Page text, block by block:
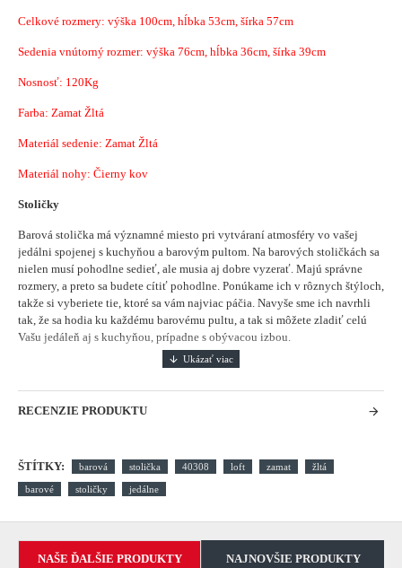
Celkové rozmery: výška 100cm, hĺbka 53cm, šírka 57cm
Sedenia vnútorný rozmer: výška 76cm, hĺbka 36cm, šírka 39cm
Nosnosť: 120Kg
Farba: Zamat Žltá
Materiál sedenie: Zamat Žltá
Materiál nohy: Čierny kov
Stoličky
Barová stolička má významné miesto pri vytváraní atmosféry vo vašej
jedálni spojenej s kuchyňou a barovým pultom. Na barových stoličkách sa
nielen musí pohodlne sedieť, ale musia aj dobre vyzerať. Majú správne
rozmery, a preto sa budete cítiť pohodlne. Ponúkame ich v rôznych štýloch,
takže si vyberiete tie, ktoré sa vám najviac páčia. Navyše sme ich navrhli
tak, že sa hodia ku každému barovému pultu, a tak si môžete zladiť celú
Vašu jedáleň aj s kuchyňou, prípadne s obývacou izbou.
RECENZIE PRODUKTU
ŠTÍTKY: barová stolička 40308 loft zamat žltá
barové stoličky jedálne
NAŠE ĎALŠIE PRODUKTY NAJNOVŠIE PRODUKTY